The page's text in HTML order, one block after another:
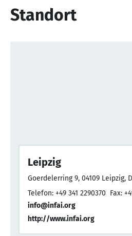
Standort
Leipzig
Goerdelerring 9, 04109 Leipzig,
Telefon: +49 341 2290370 Fax:
info@infai.org
http://www.infai.org